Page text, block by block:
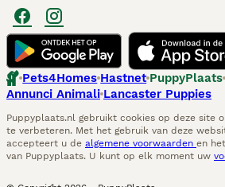
Pets4Homes Hastnet PuppyPlaats
Annunci Animali Lancaster Puppies
Puppyplaats.nl gebruikt cookies op deze site
te verbeteren. Met het gebruik van deze
accepteert u de algemene voorwaarden en het
van Puppyplaats. U kunt op elk moment uw